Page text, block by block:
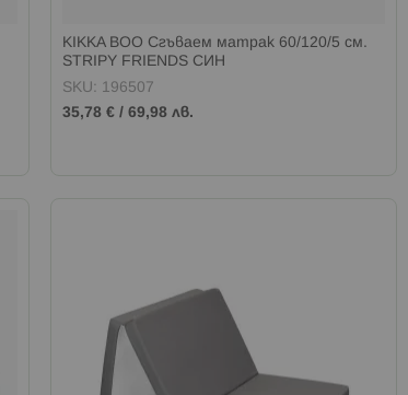
KIKKA BOO Сгъваем матрак 60/120/5 см.
STRIPY FRIENDS СИН
SKU: 196507
35,78 € /69,98 лв.